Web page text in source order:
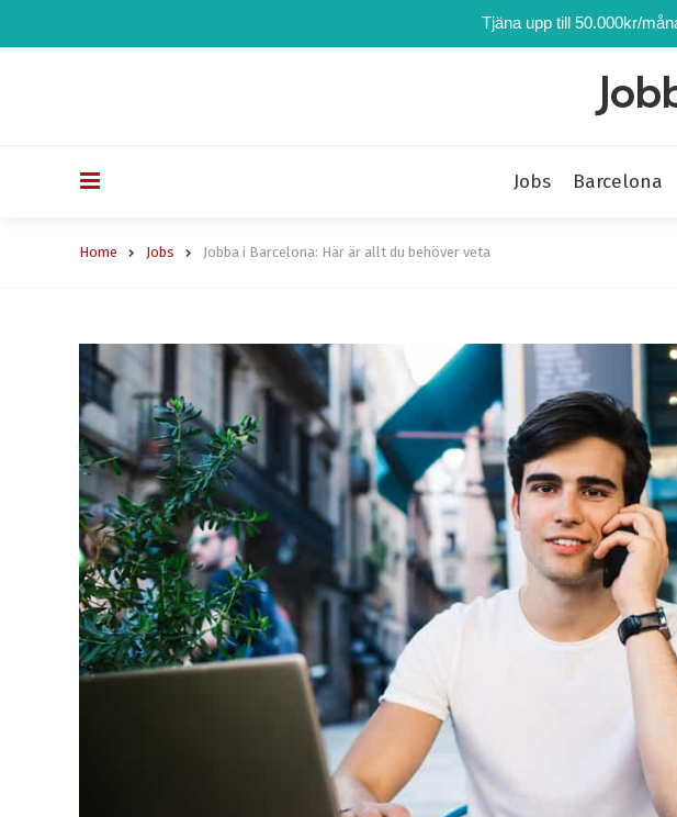
Tjäna upp till 50.000kr/
Jobs Barcelona
Home Jobs Jobba i Barcelona: Här är allt du behöver veta